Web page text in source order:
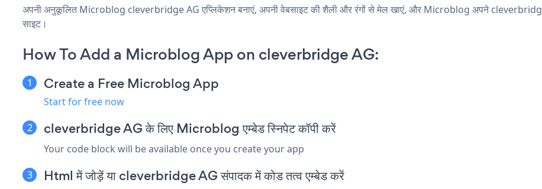
अपनी अनुकूलित Microblog cleverbridge AG एप्लिकेशन बनाएं, अपनी वेबसाइट की शैली और रंगों से मेल खाएं, और Microblog अपने cleverbridge
साइट।
How To Add a Microblog App on cleverbridge AG:
Create a Free Microblog App
Start for free now
cleverbridge AG के लिए Microblog एम्बेड स्निपेट कॉपी करें
Your code block will be available once you create your app
Html में जोड़ें या cleverbridge AG संपादक में कोड तत्व एम्बेड करें